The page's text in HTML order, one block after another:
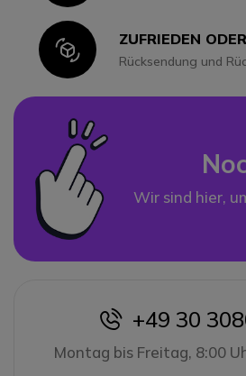
IconZUFRIEDEN
Rücksendung und
Wir sind hier,
icon
+49 30
Montag bis Freitag, 8:00